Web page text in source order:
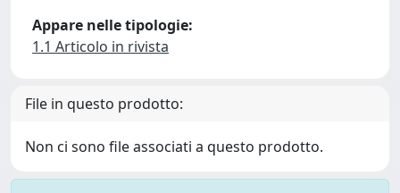
Appare nelle tipologie:
1.1 Articolo in rivista
File in questo prodotto:
Non ci sono file associati a questo prodotto.